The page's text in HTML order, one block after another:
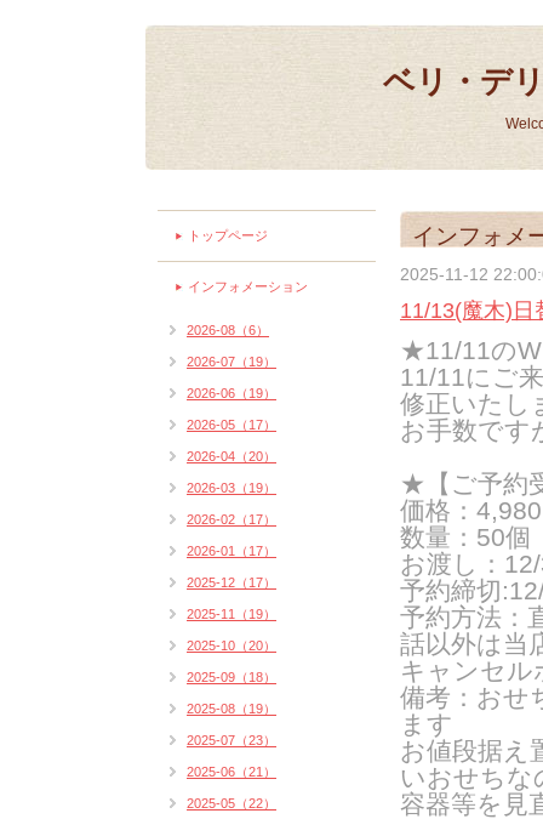
ベリ・デ
インフォメ
2025-11-12
11/13(魔木)
★11/11の
11/11にご
修正いたし
お手数です
★【ご予約
価格：
数量：50個
お渡し：
予約締切
予約方法：
話以外は当
キャンセル
備考：おせ
ます
お値段据え
いおせちな
容器等を見
トップページ
インフォメーション
2026-08（6）
2026-07（19）
2026-06（19）
2026-05（17）
2026-04（20）
2026-03（19）
2026-02（17）
2026-01（17）
2025-12（17）
2025-11（19）
2025-10（20）
2025-09（18）
2025-08（19）
2025-07（23）
2025-06（21）
2025-05（22）